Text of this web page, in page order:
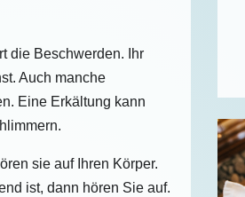
die Beschwerden. Ihr
Auch manche
Eine Erkältung kann
sie auf Ihren Körper.
ist, dann hören Sie auf.